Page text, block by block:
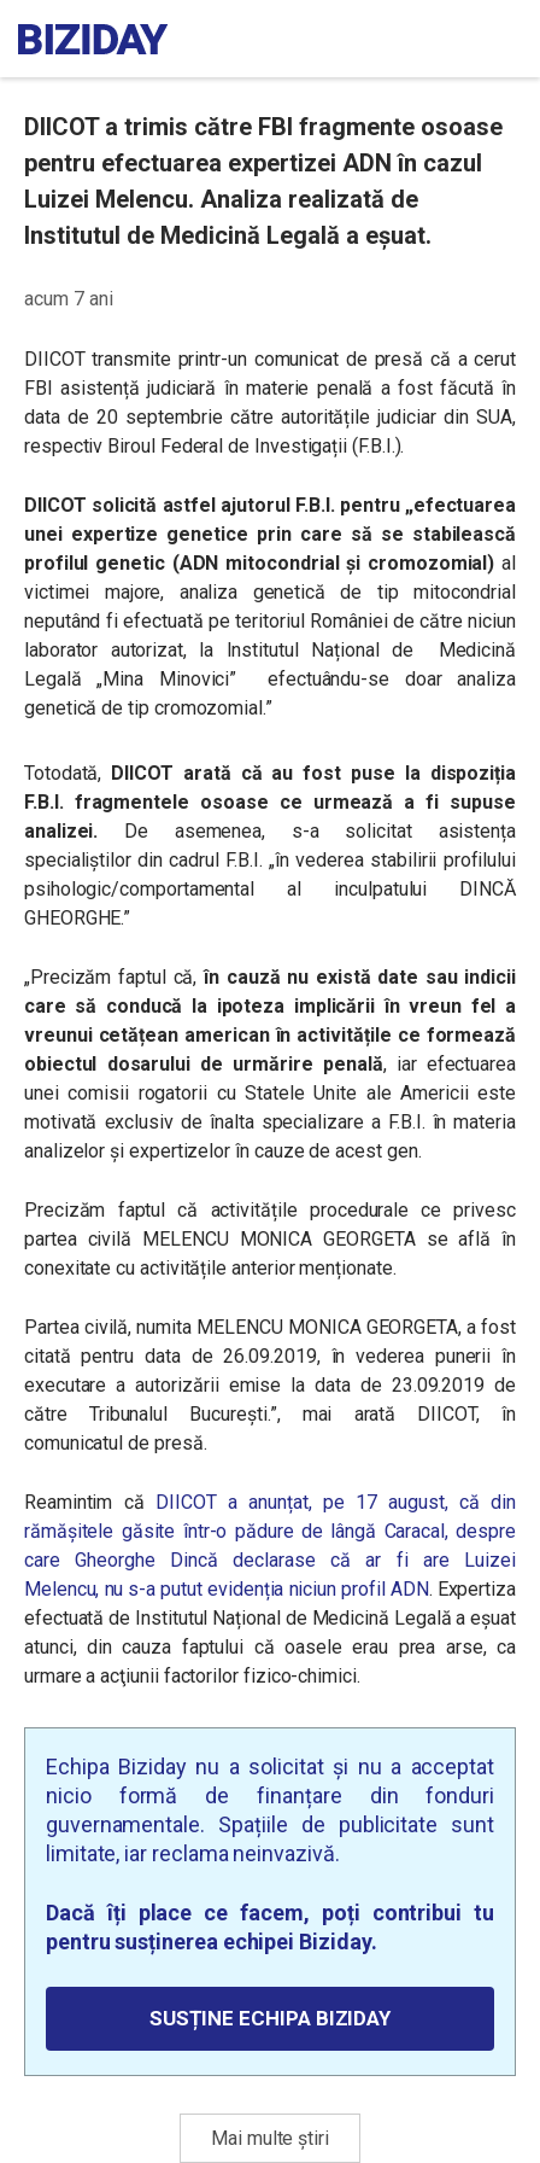
DIICOT a trimis către FBI fragmente osoase
pentru efectuarea expertizei ADN în cazul
Luizei Melencu. Analiza realizată de
Institutul de Medicină Legală a eșuat.
acum 7 ani
DIICOT transmite printr-un comunicat de presă că a cerut
FBI asistență judiciară în materie penală a fost făcută în
data de 20 septembrie către autoritățile judiciar din SUA,
respectiv Biroul Federal de Investigații (F.B.I.).
DIICOT solicită astfel ajutorul F.B.I. pentru „efectuarea
unei expertize genetice prin care să se stabilească
profilul genetic (ADN mitocondrial și cromozomial) al
victimei majore, analiza genetică de tip mitocondrial
neputând fi efectuată pe teritoriul României de către niciun
laborator autorizat, la Institutul Național de Medicină
Legală „Mina Minovici” efectuându-se doar analiza
genetică de tip cromozomial.”
Totodată, DIICOT arată că au fost puse la dispoziția
F.B.I. fragmentele osoase ce urmează a fi supuse
analizei. De asemenea, s-a solicitat asistența
specialiștilor din cadrul F.B.I. „în vederea stabilirii profilului
psihologic/comportamental al inculpatului DINCĂ
GHEORGHE.”
„Precizăm faptul că,în cauză nu există date sau indicii
care să conducă la ipoteza implicării în vreun fel a
vreunui cetățean american în activitățile ce formează
obiectul dosarului de urmărire penală, iar efectuarea
unei comisii rogatorii cu Statele Unite ale Americii este
motivată exclusiv de înalta specializare a F.B.I. în materia
analizelor și expertizelor în cauze de acest gen.
Precizăm faptul că activitățile procedurale ce privesc
partea civilă MELENCU MONICA GEORGETA se află în
conexitate cu activitățile anterior menționate.
Partea civilă, numita MELENCU MONICA GEORGETA, a fost
citată pentru data de 26.09.2019, în vederea punerii în
executare a autorizării emise la data de 23.09.2019 de
către Tribunalul București.”, mai arată DIICOT, în
comunicatul de presă.
Reamintim că DIICOT a anunțat, pe 17 august, că din
rămășitele găsite într-o pădure de lângă Caracal, despre
care Gheorghe Dincă declarase că ar fi are Luizei
Melencu, nu s-a putut evidenția niciun profil ADN. Expertiza
efectuată de Institutul Național de Medicină Legală a eșuat
atunci, din cauza faptului că oasele erau prea arse,ca
urmare a acţiunii factorilor fizico-chimici.
Echipa Biziday nu a solicitat și nu a acceptat
nicio formă de finanțare din fonduri
guvernamentale. Spațiile de publicitate sunt
limitate, iar reclama neinvazivă.
Dacă îți place ce facem, poți contribui tu
pentru susținerea echipei Biziday.
SUSȚINE ECHIPA BIZIDAY
Mai multe știri